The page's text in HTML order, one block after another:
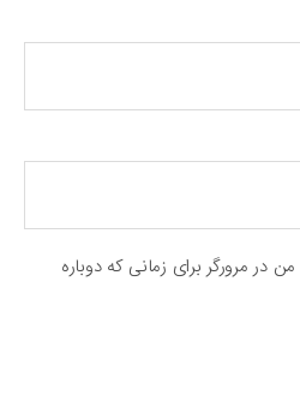
در مرورگر برای زمانی که دوباره